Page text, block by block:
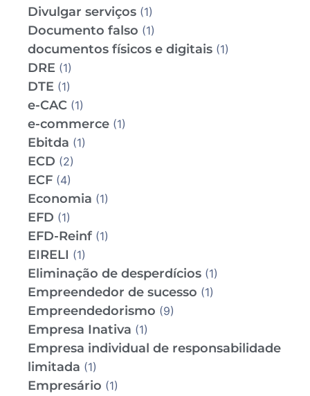
Divulgar serviços (1)
Documento falso (1)
documentos físicos e digitais (1)
DRE (1)
DTE (1)
e-CAC (1)
e-commerce (1)
Ebitda (1)
ECD (2)
ECF (4)
Economia (1)
EFD (1)
EFD-Reinf (1)
EIRELI (1)
Eliminação de desperdícios (1)
Empreendedor de sucesso (1)
Empreendedorismo (9)
Empresa Inativa (1)
Empresa individual de responsabilidade
limitada (1)
Empresário (1)